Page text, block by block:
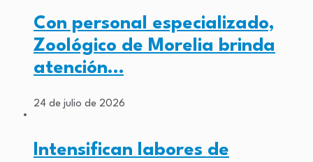
Con personal especializado,
Zoológico de Morelia brinda
atención…
24 de julio de 2026
Intensifican labores de